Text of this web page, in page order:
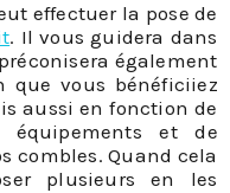
effectuer la pose de
. Il vous guidera dans
également
que vous bénéficiiez
aussi en fonction de
et de
combles. Quand cela
plusieurs en les